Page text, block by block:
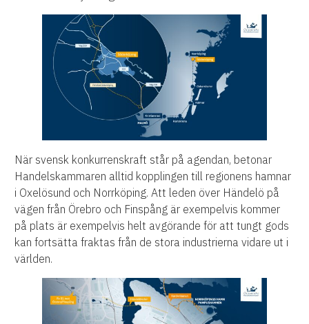
När svensk konkurrenskraft står på agendan, betonar
Handelskammaren alltid kopplingen till regionens hamnar
i Oxelösund och Norrköping. Att leden över Händelö på
vägen från Örebro och Finspång är exempelvis kommer
på plats är exempelvis helt avgörande för att tungt gods
kan fortsätta fraktas från de stora industrierna vidare ut i
världen.